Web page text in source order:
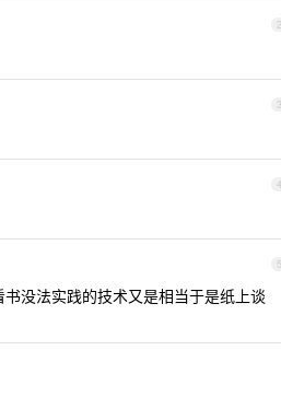
2
3
4
5
没法实践的技术又是相当于是纸上谈